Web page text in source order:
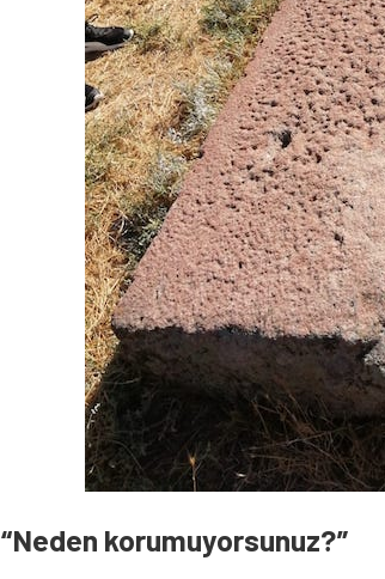
“Neden korumuyorsunuz?”